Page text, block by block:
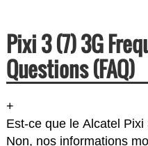
Pixi 3 (7) 3G
Questions (FAQ)
+
Est-ce que le Alcatel
Non, nos informations